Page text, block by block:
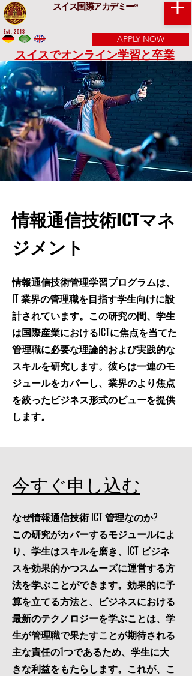
スイス国際アカデミー®
APPLY NOW
スイスでオンライン学習と卒業
Est. 2013
情報通信技術ICTマネ
ジメント
情報通信技術管理学習プログラムは、
IT 業界の管理職を目指す学生向けに設
計されています。この研究の間、学生
は国際産業におけるICTに焦点を当てた
管理職に必要な理論的および実践的な
スキルを研究します。彼らは一連のモ
ジュールをカバーし、業界のより焦点
を絞ったビジネス形式のビューを提供
します。
今すぐ申し込む
なぜ情報通信技術 ICT 管理なのか?
この研究がカバーするモジュールによ
り、学生はスキルを磨き、ICT ビジネ
スを効果的かつスムーズに運営する方
法を学ぶことができます。効果的に予
算を立てる方法と、ビジネスにおける
最新のテクノロジーを学ぶことは、学
生が管理職で果たすことが期待される
主な責任の1つであるため、学生に大
きな利益をもたらします。これが、こ